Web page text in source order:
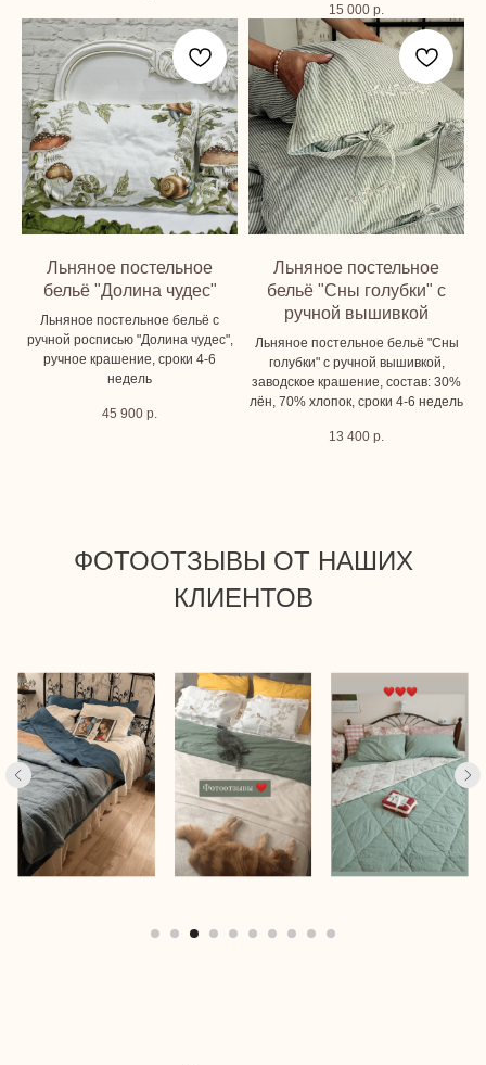
15 000 р.
Льняное постельное
бельё "Долина чудес"
Льняное постельное бельё с
ручной росписью "Долина чудес",
ручное крашение, сроки 4-6
недель
45 900 р.
Льняное постельное
бельё "Сны голубки" с
ручной вышивкой
Льняное постельное бельё "Сны
голубки" с ручной вышивкой,
заводское крашение, состав: 30%
лён, 70% хлопок, сроки 4-6 недель
13 400 р.
ФОТООТЗЫВЫ ОТ НАШИХ
КЛИЕНТОВ